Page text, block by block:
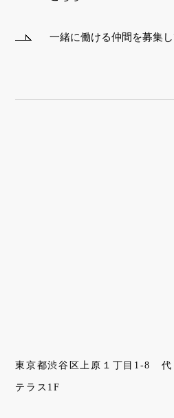
一緒に働ける仲間を募集
東京都渋谷区上原１丁目1-8 代
テラス1F